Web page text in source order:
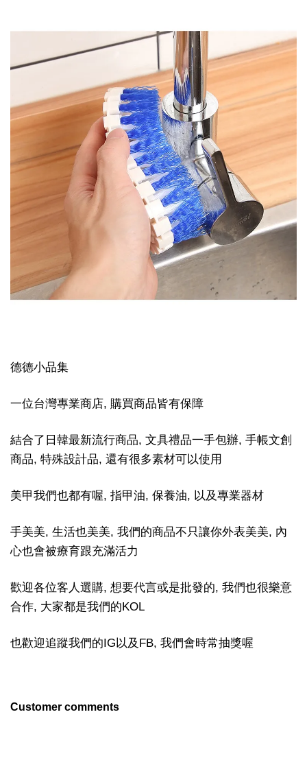
德德小品集
一位台灣專業商店, 購買商品皆有保障
結合了日韓最新流行商品, 文具禮品一手包辦, 手帳文創
商品, 特殊設計品, 還有很多素材可以使用
美甲我們也都有喔, 指甲油, 保養油, 以及專業器材
手美美, 生活也美美, 我們的商品不只讓你外表美美, 內
心也會被療育跟充滿活力
歡迎各位客人選購, 想要代言或是批發的, 我們也很樂意
合作, 大家都是我們的KOL
也歡迎追蹤我們的IG以及FB, 我們會時常抽獎喔
Customer comments